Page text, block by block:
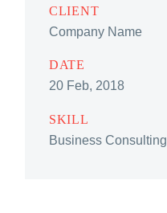
CLIENT
Company Name
DATE
20 Feb, 2018
SKILL
Business Consulting